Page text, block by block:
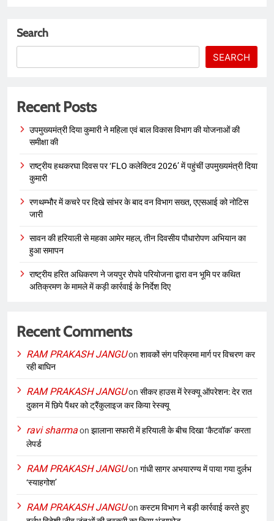
Search
SEARCH
Recent Posts
उपमुख्यमंत्री दिया कुमारी ने महिला एवं बाल विकास विभाग की योजनाओं की
समीक्षा की
राष्ट्रीय हथकरघा दिवस पर ‘FLO कलेक्टिव 2026’ में पहुंचीं उपमुख्यमंत्री दिया
कुमारी
रणथम्भौर में कचरे पर दिखे सांभर के बाद वन विभाग सख्त, एएसआई को नोटिस
जारी
सावन की हरियाली से महका आमेर महल, तीन दिवसीय पौधारोपण अभियान का
हुआ समापन
राष्ट्रीय हरित अधिकरण ने जयपुर रोपवे परियोजना द्वारा वन भूमि पर कथित
अतिक्रमण के मामले में कड़ी कार्रवाई के निर्देश दिए
Recent Comments
RAM PRAKASH JANGUon शावकों संग परिक्रमा मार्ग पर विचरण कर
रही बाघिन
RAM PRAKASH JANGUon सीकर हाउस में रेस्क्यू ऑपरेशन: देर रात
दुकान में छिपे पैंथर को ट्रैंकुलाइज कर किया रेस्क्यू
ravi sharmaon झालाना सफारी में हरियाली के बीच दिखा ‘कैटवॉक’ करता
लेपर्ड
RAM PRAKASH JANGUon गांधी सागर अभयारण्य में पाया गया दुर्लभ
‘स्याहगोश’
RAM PRAKASH JANGUon कस्टम विभाग ने बड़ी कार्रवाई करते हुए